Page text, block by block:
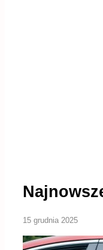
15 grudnia 2025